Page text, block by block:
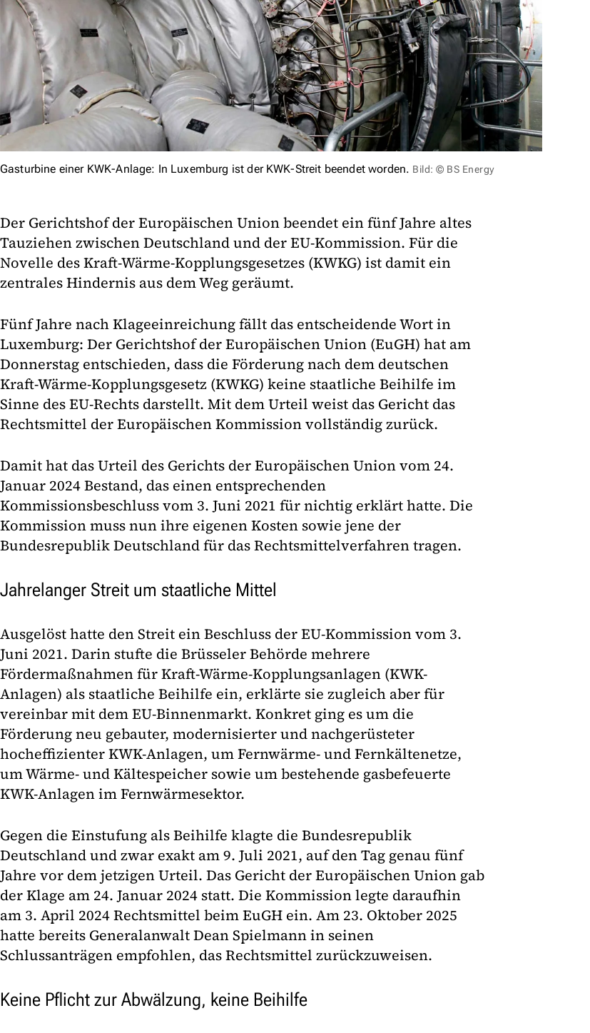
Gasturbine einer KWK-Anlage: In Luxemburg ist der KWK-Streit beendet worden. Bild: © BS Energy
Der Gerichtshof der Europäischen Union beendet ein fünf Jahre altes
Tauziehen zwischen Deutschland und der EU-Kommission. Für die
Novelle des Kraft-Wärme-Kopplungsgesetzes (KWKG) ist damit ein
zentrales Hindernis aus dem Weg geräumt.
Fünf Jahre nach Klageeinreichung fällt das entscheidende Wort in
Luxemburg: Der Gerichtshof der Europäischen Union (EuGH) hat am
Donnerstag entschieden, dass die Förderung nach dem deutschen
Kraft-Wärme-Kopplungsgesetz (KWKG) keine staatliche Beihilfe im
Sinne des EU-Rechts darstellt. Mit dem Urteil weist das Gericht das
Rechtsmittel der Europäischen Kommission vollständig zurück.
Damit hat das Urteil des Gerichts der Europäischen Union vom 24.
Januar 2024 Bestand, das einen entsprechenden
Kommissionsbeschluss vom 3. Juni 2021 für nichtig erklärt hatte. Die
Kommission muss nun ihre eigenen Kosten sowie jene der
Bundesrepublik Deutschland für das Rechtsmittelverfahren tragen.
Jahrelanger Streit um staatliche Mittel
Ausgelöst hatte den Streit ein Beschluss der EU-Kommission vom 3.
Juni 2021. Darin stufte die Brüsseler Behörde mehrere
Fördermaßnahmen für Kraft-Wärme-Kopplungsanlagen (KWK-
Anlagen) als staatliche Beihilfe ein, erklärte sie zugleich aber für
vereinbar mit dem EU-Binnenmarkt. Konkret ging es um die
Förderung neu gebauter, modernisierter und nachgerüsteter
hocheffizienter KWK-Anlagen, um Fernwärme- und Fernkältenetze,
um Wärme- und Kältespeicher sowie um bestehende gasbefeuerte
KWK-Anlagen im Fernwärmesektor.
Gegen die Einstufung als Beihilfe klagte die Bundesrepublik
Deutschland und zwar exakt am 9. Juli 2021, auf den Tag genau fünf
Jahre vor dem jetzigen Urteil. Das Gericht der Europäischen Union gab
der Klage am 24. Januar 2024 statt. Die Kommission legte daraufhin
am 3. April 2024 Rechtsmittel beim EuGH ein. Am 23. Oktober 2025
hatte bereits Generalanwalt Dean Spielmann in seinen
Schlussanträgen empfohlen, das Rechtsmittel zurückzuweisen.
Keine Pflicht zur Abwälzung, keine Beihilfe